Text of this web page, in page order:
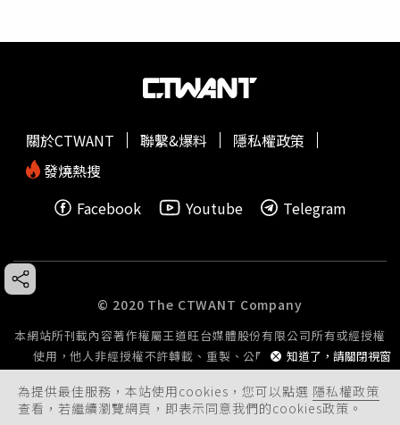
為提供最佳服務，本站使用cookies，您可以點選 隱私權政策
查看，若繼續瀏覽網頁，即表示同意我們的cookies政策。
知道了，請關閉視窗
關於CTWANT 聯繫&爆料
隱私權政策
發燒熱搜
Facebook
Youtube Telegram
© 2020 The CTWANT Company
本網站所刊載內容著作權屬王道旺台媒體股份有限公司所有或經授權
使用，他人非經授權不許轉載、重製、公開播送或公開傳輸。